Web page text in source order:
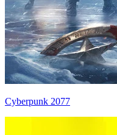
Cyberpunk 2077